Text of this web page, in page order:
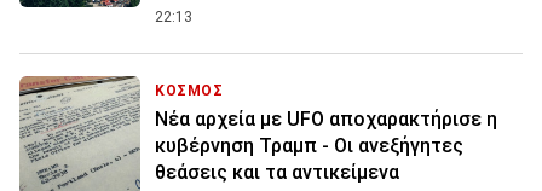
22:13
ΚΟΣΜΟΣ
Νέα αρχεία με UFO αποχαρακτήρισε η
κυβέρνηση Τραμπ - Οι ανεξήγητες
θεάσεις και τα αντικείμενα